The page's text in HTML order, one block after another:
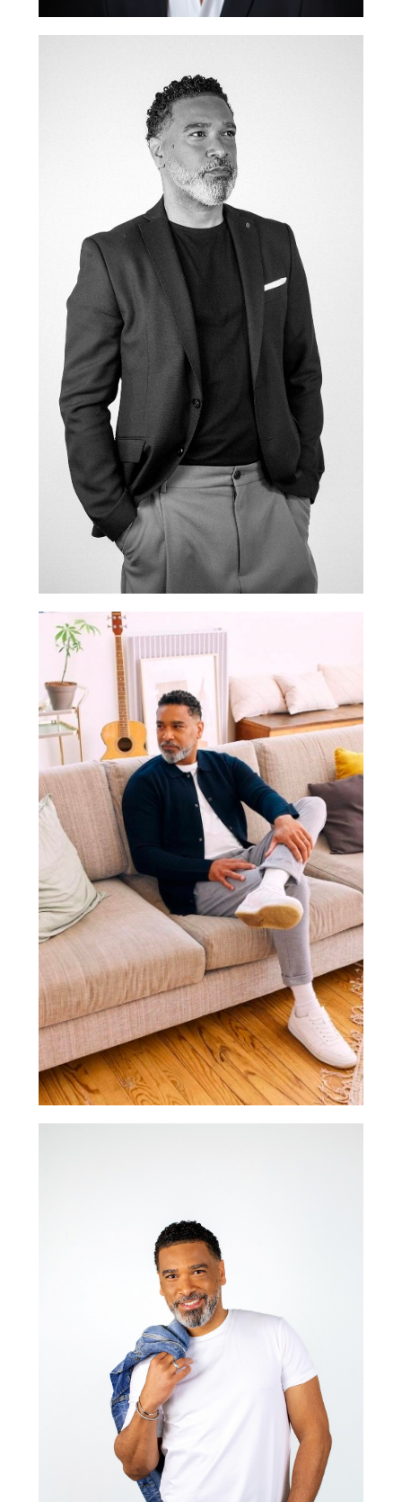
En poursuivant votre navigation, vous acceptez le
dépôt de cookies tiers destinés à vous proposer
des vidéos, des boutons de partage et des
contenus de plateformes sociales